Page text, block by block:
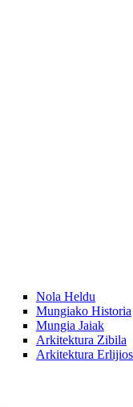
Nola Heldu
Mungiako Historia
Mungia Jaiak
Arkitektura Zibila
Arkitektura